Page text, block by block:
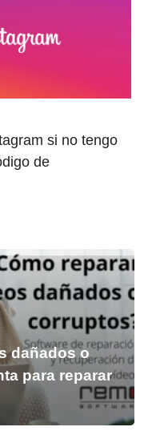
si no tengo
de
dañados o
para reparar